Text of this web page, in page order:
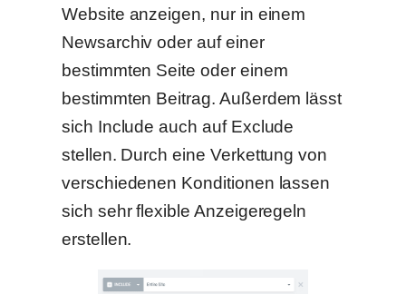
Website anzeigen, nur in einem
Newsarchiv oder auf einer
bestimmten Seite oder einem
bestimmten Beitrag. Außerdem lässt
sich Include auch auf Exclude
stellen. Durch eine Verkettung von
verschiedenen Konditionen lassen
sich sehr flexible Anzeigeregeln
erstellen.